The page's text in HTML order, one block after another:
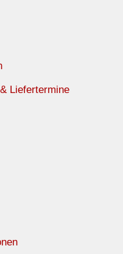
Liefertermine